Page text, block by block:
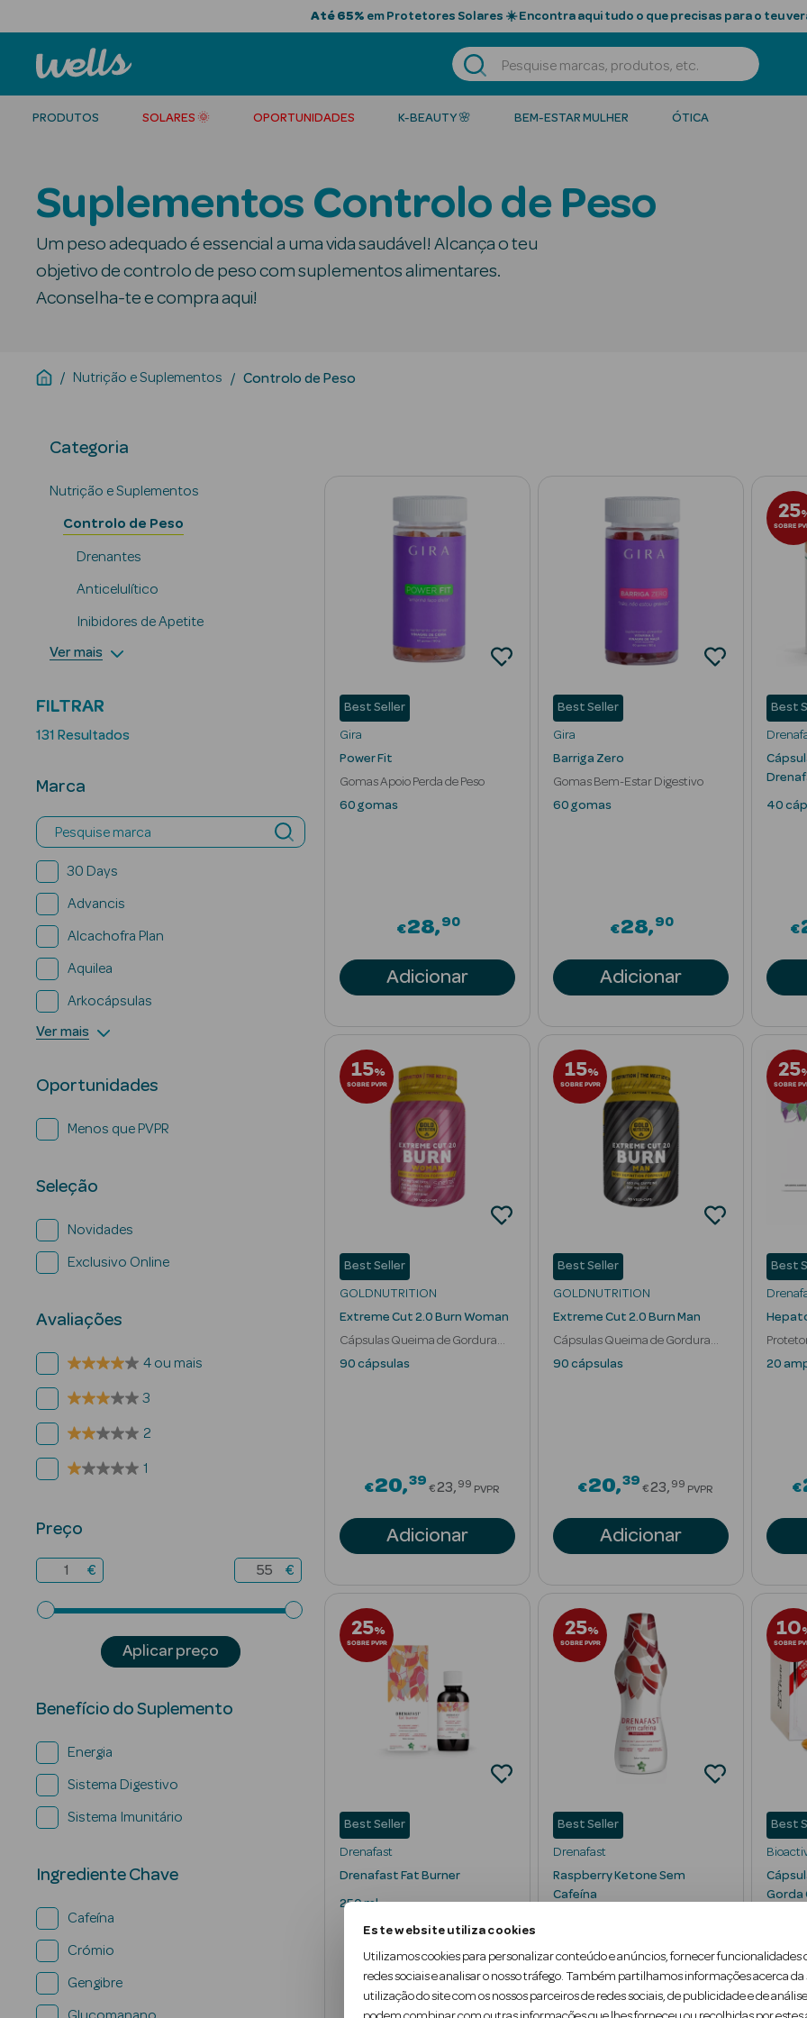
Este website utiliza cookies
Utilizamos cookies para personalizar conteúdo e anúncios, fornecer funcionalidades
redes sociais e analisar o nosso tráfego. Também partilhamos informações acerca da
utilização do site com os nossos parceiros de redes sociais, de publicidade e de
Até 65% em Protetores Solares ☀️ Encontra aqui tudo o que precisas para o teu
PRODUTOS SOLARES 🌞 OPORTUNIDADES K-BEAUTY 🌸 BEM-ESTAR MULHER ÓTICA
Suplementos Controlo de Peso
Um peso adequado é essencial a uma vida saudável! Alcança o teu
objetivo de controlo de peso com suplementos alimentares.
Aconselha-te e compra aqui!
Nutrição e Suplementos Controlo de Peso
Categoria
Nutrição e Suplementos
Controlo de Peso
Drenantes
Anticelulítico
Inibidores de Apetite
Ver mais
FILTRAR
131 Resultados
Marca
Pesquise marca
30 Days
Advancis
Alcachofra Plan
Aquilea
Arkocápsulas
Ver mais
Oportunidades
Menos que PVPR
Seleção
Novidades
Exclusivo Online
Avaliações
4 ou mais
3
2
1
Preço
€ €
Aplicar preço
Benefício do Suplemento
Energia
Sistema Digestivo
Sistema Imunitário
Ingrediente Chave
Cafeína
Crómio
Gengibre
Best Seller
Gira
Power Fit
Gomas Apoio Perda de Peso
60 gomas
€28 90
Adicionar
Best Seller
Gira
Barriga Zero
Gomas Bem-Estar Digestivo
60 gomas
€28 90
Adicionar
25
SOBRE
Best
40
€
15%
SOBRE PVPR
Best Seller
GOLDNUTRITION
Extreme Cut 2.0 Burn Woman
Cápsulas Queima de Gordura
Mulher
90 cápsulas
€20 39Price reduced from
€23 99 PVPR
Adicionar
15%
SOBRE PVPR
Best Seller
GOLDNUTRITION
Extreme Cut 2.0 Burn Man
Cápsulas Queima de Gordura
Homem
90 cápsulas
€20 39Price reduced
€23 99 PVPR
Adicionar
25
SOBRE
Best
20
€
25%
SOBRE PVPR
Best Seller
Drenafast
Drenafast Fat Burner
250 ml
25%
SOBRE PVPR
Best Seller
Drenafast
Raspberry Ketone Sem
Cafeína
10
SOBRE
Best
Gorda